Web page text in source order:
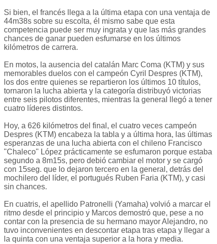
Si bien, el francés llega a la última etapa con una ventaja de
44m38s sobre su escolta, él mismo sabe que esta
competencia puede ser muy ingrata y que las más grandes
chances de ganar pueden esfumarse en los últimos
kilómetros de carrera.
En motos, la ausencia del catalán Marc Coma (KTM) y sus
memorables duelos con el campeón Cyril Despres (KTM),
los dos entre quienes se repartieron los últimos 10 títulos,
tornaron la lucha abierta y la categoría distribuyó victorias
entre seis pilotos diferentes, mientras la general llegó a tener
cuatro líderes distintos.
Hoy, a 626 kilómetros del final, el cuatro veces campeón
Despres (KTM) encabeza la tabla y a última hora, las últimas
esperanzas de una lucha abierta con el chileno Francisco
"Chaleco" López prácticamente se esfumaron porque estaba
segundo a 8m15s, pero debió cambiar el motor y se cargó
con 15seg. que lo dejaron tercero en la general, detrás del
mochilero del líder, el portugués Ruben Faria (KTM), y casi
sin chances.
En cuatris, el apellido Patronelli (Yamaha) volvió a marcar el
ritmo desde el principio y Marcos demostró que, pese a no
contar con la presencia de su hermano mayor Alejandro, no
tuvo inconvenientes en descontar etapa tras etapa y llegar a
la quinta con una ventaja superior a la hora y media.